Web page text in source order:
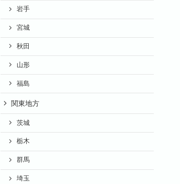
岩手
宮城
秋田
山形
福島
関東地方
茨城
栃木
群馬
埼玉